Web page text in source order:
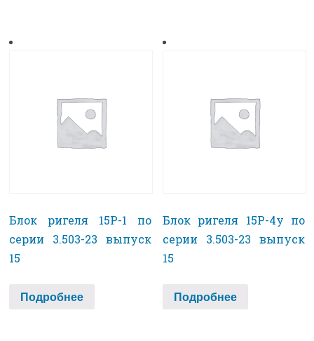
Блок ригеля 15Р-1 по
серии 3.503-23 выпуск
15
Подробнее
Блок ригеля 15Р-4у по
серии 3.503-23 выпуск
15
Подробнее